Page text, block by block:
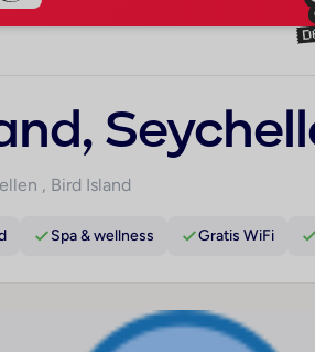
, Bird Island
Spa & wellness Gratis WiFi